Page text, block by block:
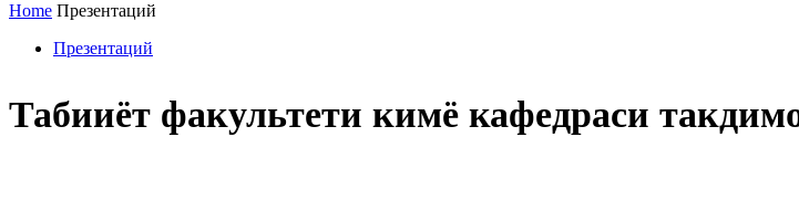
Home Презентаций
Презентаций
Табииёт факультети кимё кафедраси